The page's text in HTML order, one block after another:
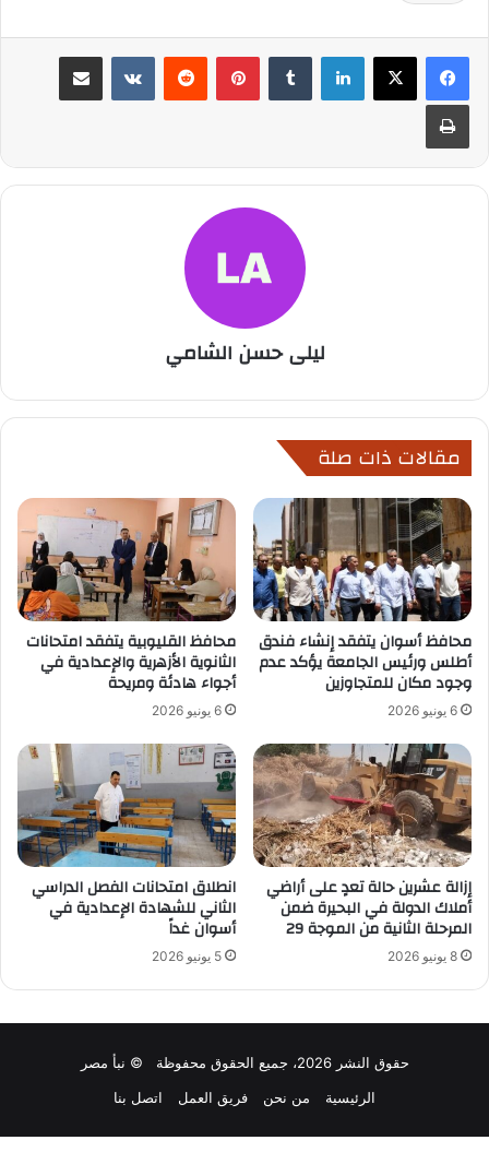
لينكدإن بينتيريست مشاركة عبر البريد
طباعة
ليلى حسن الشامي
مقالات ذات صلة
محافظ أسوان يتفقد إنشاء فندق
أطلس ورئيس الجامعة يؤكد عدم
وجود مكان للمتجاوزين
6 يونيو 2026
محافظ القليوبية يتفقد امتحانات
الثانوية الأزهرية والإعدادية في
أجواء هادئة ومريحة
6 يونيو 2026
إزالة عشرين حالة تعدٍ على أراضي
أملاك الدولة في البحيرة ضمن
المرحلة الثانية من الموجة 29
8 يونيو 2026
انطلاق امتحانات الفصل الدراسي
الثاني للشهادة الإعدادية في
أسوان غداً
5 يونيو 2026
حقوق النشر 2026، جميع الحقوق محفوظة © نبأ مصر
الرئيسية
من نحن فريق العمل اتصل بنا